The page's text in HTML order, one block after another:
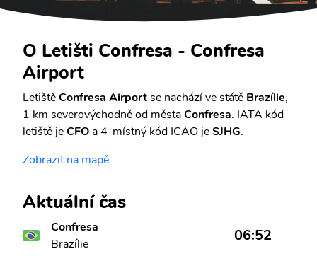
O Letišti Confresa - Confresa
Airport
LetištěConfresa Airportse nachází ve státě Brazílie,
1 km severovýchodně od městaConfresa. IATA kód
letiště jeCFO a 4-místný kód ICAO jeSJHG.
Zobrazit na mapě
Aktuální čas
Confresa
Brazílie
06:52